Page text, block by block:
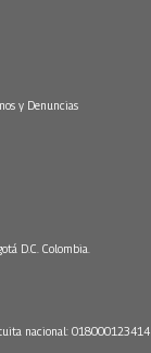
y Denuncias
D.C. Colombia.
nacional: 018000123414